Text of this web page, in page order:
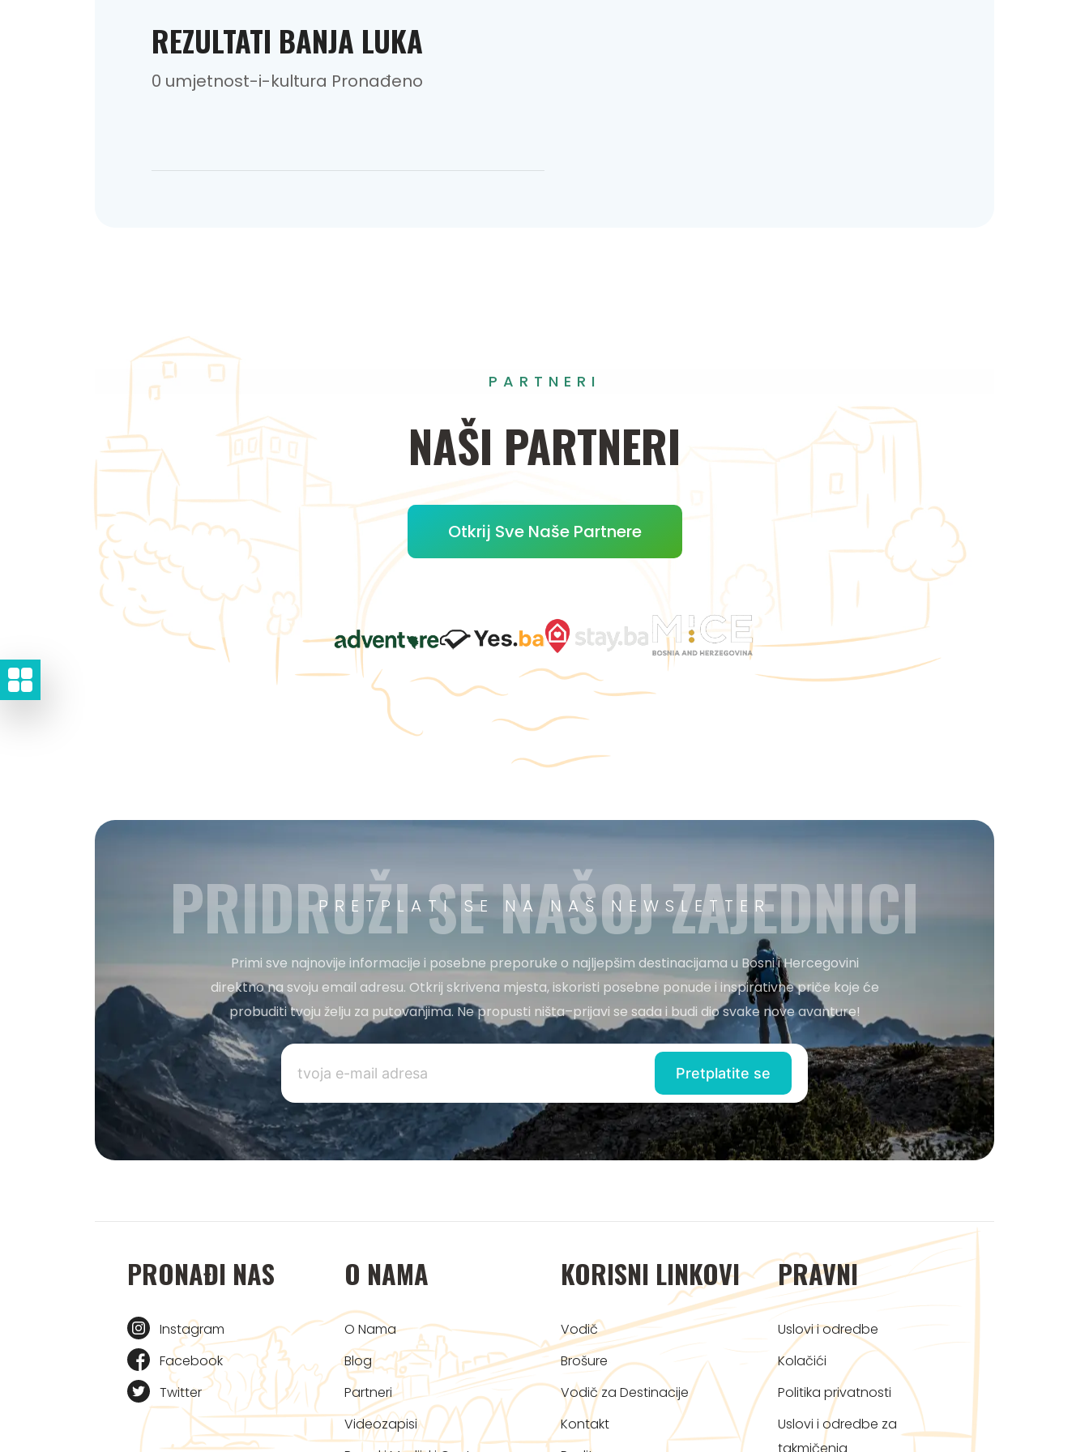
REZULTATI BANJA LUKA
0 umjetnost-i-kultura Pronađeno
PARTNERI
NAŠI PARTNERI
Otkrij Sve Naše Partnere
PRETPLATI SE NA NAŠ NEWSLETTER
PRIDRUŽI SE NAŠOJ ZAJEDNICI
Primi sve najnovije informacije i posebne preporuke o najljepšim destinacijama u Bosni i Hercegovini
direktno na svoju email adresu. Otkrij skrivena mjesta, iskoristi posebne ponude i inspirativne priče koje će
probuditi tvoju želju za putovanjima. Ne propusti ništa–prijavi se sada i budi dio svake nove avanture!
PRONAĐI NAS
Instagram
Facebook
Twitter
O NAMA
O Nama
Blog
Partneri
Videozapisi
KORISNI LINKOVI
Vodič
Brošure
Vodič za Destinacije
Kontakt
PRAVNI
Uslovi i odredbe
Kolačići
Politika privatnosti
Uslovi i odredbe za
takmičenja